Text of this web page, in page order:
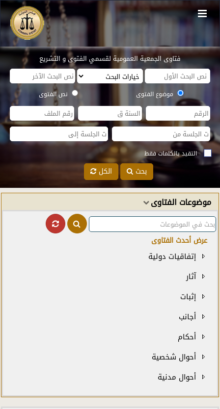
فتاوى الجمعية العمومية لقسمي الفتوى و التشريع
موضوع الفتوى نص الفتوى
التقيد بالكلمات فقط
بحث الكل
موضوعات الفتاوى
عرض أحدث الفتاوى
إتفاقيات دولية
آثار
إثبات
أجانب
أحكام
أحوال شخصية
أحوال مدنية
إدارة محلية